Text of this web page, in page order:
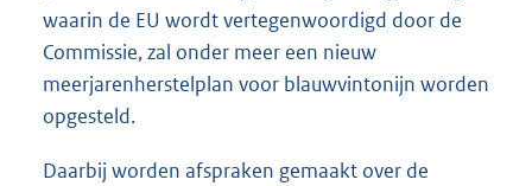
waarin de EU wordt vertegenwoordigd door de
Commissie, zal onder meer een nieuw
meerjarenherstelplan voor blauwvintonijn worden
opgesteld.
Daarbij worden afspraken gemaakt over de